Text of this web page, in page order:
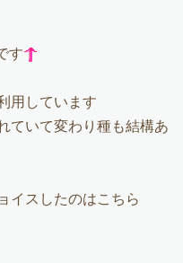
す
用しています
ていて変わり種も結構あ
イスしたのはこちら